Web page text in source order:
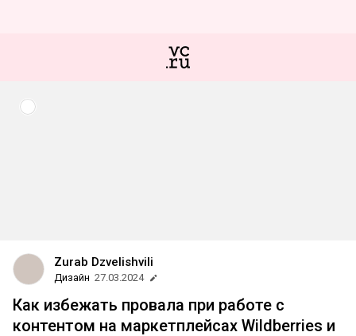
Zurab Dzvelishvili
Дизайн 27.03.2024
Как избежать провала при работе с
контентом на маркетплейсах Wildberries и